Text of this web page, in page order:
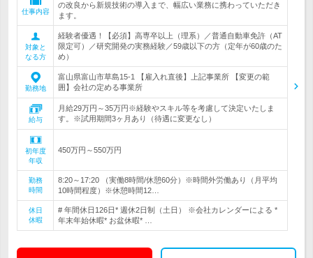
仕事内容
の改良から新規技術の導入まで、幅広い業務に携わっていただき
ます。
対象と
なる方
経験者優遇！【必須】高専卒以上（理系）／普通自動車免許（AT
限定可）／研究開発の実務経験／59歳以下の方（定年が60歳のた
め）
勤務地
富山県富山市草島15-1 【雇入れ直後】上記事業所 【変更の範
囲】会社の定める事業所
給与
月給29万円～35万円※経験やスキル等を考慮して決定いたしま
す。※試用期間3ヶ月あり（待遇に変更なし）
初年度
年収
450万円～550万円
勤務
時間
8:20～17:20 （実働8時間/休憩60分）※時間外労働あり（月平均
10時間程度）※休憩時間12…
休日
休暇
# 年間休日126日* 週休2日制（土日） ※会社カレンダーによる *
年末年始休暇* お盆休暇* …